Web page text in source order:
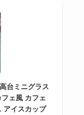
台ミニグラス
ェ風 カフェ
アイスカップ